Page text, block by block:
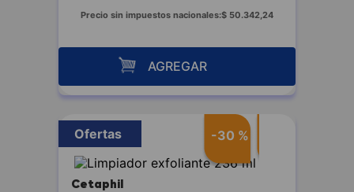
Precio sin impuestos nacionales:$ 50.342,24
AGREGAR
-30 %
Ofertas
Cetaphil